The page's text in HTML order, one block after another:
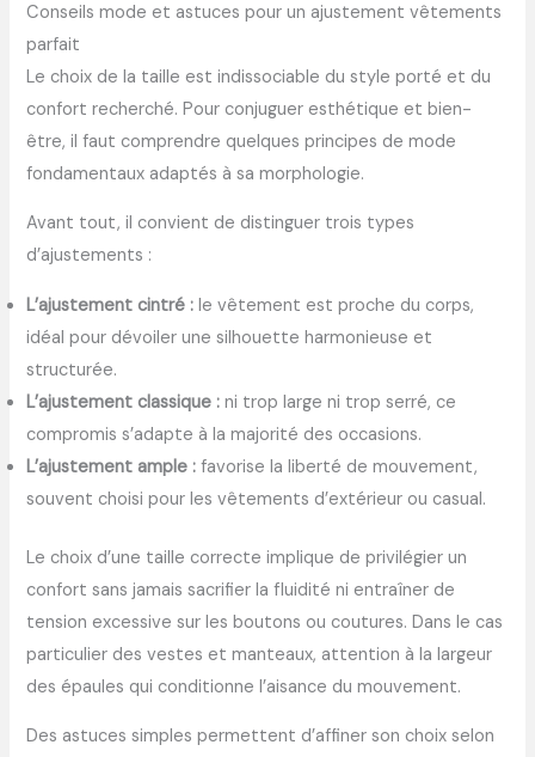
Conseils mode et astuces pour un ajustement vêtements
parfait
Le choix de la taille est indissociable du style porté et du
confort recherché. Pour conjuguer esthétique et bien-
être, il faut comprendre quelques principes de mode
fondamentaux adaptés à sa morphologie.
Avant tout, il convient de distinguer trois types
d’ajustements :
L’ajustement cintré : le vêtement est proche du corps,
idéal pour dévoiler une silhouette harmonieuse et
structurée.
L’ajustement classique : ni trop large ni trop serré, ce
compromis s’adapte à la majorité des occasions.
L’ajustement ample : favorise la liberté de mouvement,
souvent choisi pour les vêtements d’extérieur ou casual.
Le choix d’une taille correcte implique de privilégier un
confort sans jamais sacrifier la fluidité ni entraîner de
tension excessive sur les boutons ou coutures. Dans le cas
particulier des vestes et manteaux, attention à la largeur
des épaules qui conditionne l’aisance du mouvement.
Des astuces simples permettent d’affiner son choix selon